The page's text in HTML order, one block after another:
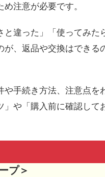
め注意が必要です。
違った」「使ってみた
、返品や交換はできる
手続き方法、注意点を
や「購入前に確認して
プ＞